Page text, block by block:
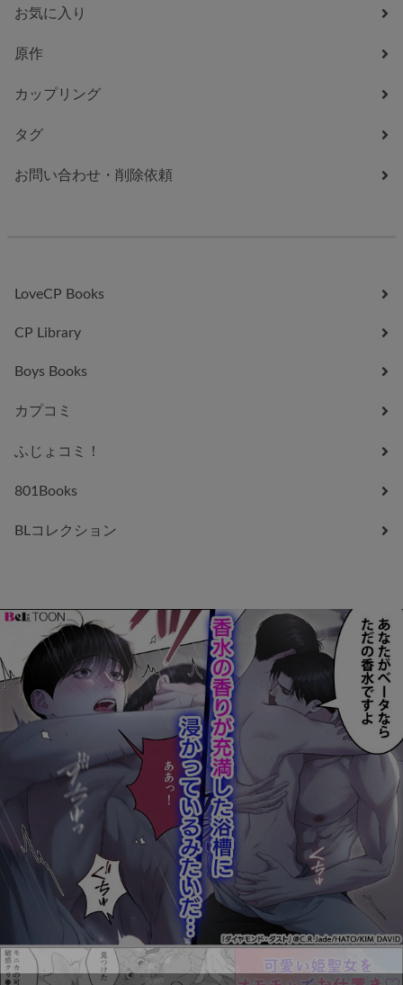
お気に入り
原作
カップリング
タグ
お問い合わせ・削除依頼
LoveCP Books
CP Library
Boys Books
カプコミ
ふじょコミ！
801Books
BLコレクション